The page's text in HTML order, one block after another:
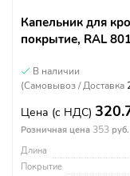
Капельник для
покрытие, RAL
В наличии
(Самовывоз / Доставка
Цена (с НДС)
Розничная цена 353
Длина
Покрытие